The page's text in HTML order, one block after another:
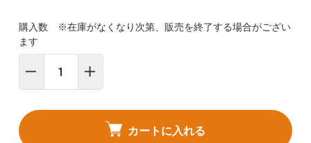
購入数 ※在庫がなくなり次第、販売を終了する場合がござい
ます
カートに入れる